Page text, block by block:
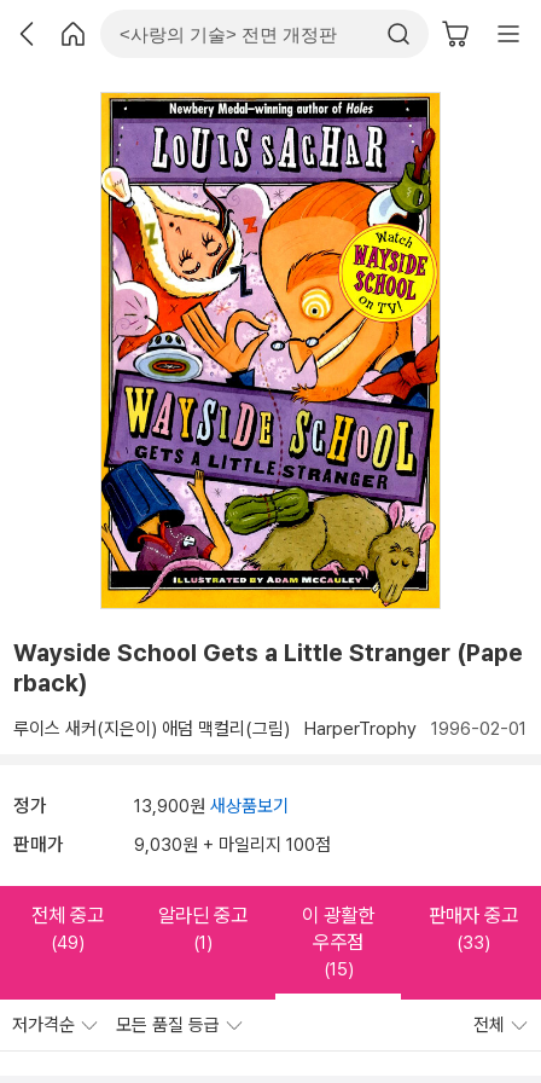
Wayside School Gets a Little Stranger (Pape
rback)
루이스 새커(지은이) 애덤 맥컬리(그림) HarperTrophy 1996-02-01
정가 13,900원 새상품보기
판매가 9,030원 + 마일리지 100점
전체 중고
(49)
알라딘 중고
(1)
이 광활한
우주점
(15)
판매자 중고
(33)
저가격순 모든 품질 등급 전체